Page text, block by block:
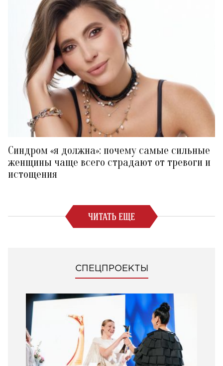
Синдром «я должна»: почему самые сильные
женщины чаще всего страдают от тревоги и
истощения
ЧИТАТЬ ЕЩЕ
СПЕЦПРОЕКТЫ